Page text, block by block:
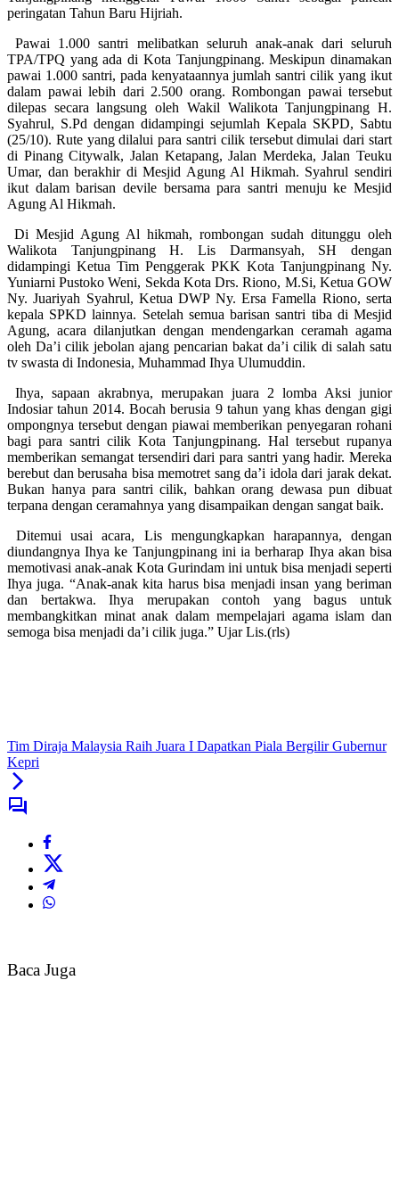
peringatan Tahun Baru Hijriah.
Pawai 1.000 santri melibatkan seluruh anak-anak dari seluruh
TPA/TPQ yang ada di Kota Tanjungpinang. Meskipun dinamakan
pawai 1.000 santri, pada kenyataannya jumlah santri cilik yang ikut
dalam pawai lebih dari 2.500 orang. Rombongan pawai tersebut
dilepas secara langsung oleh Wakil Walikota Tanjungpinang H.
Syahrul, S.Pd dengan didampingi sejumlah Kepala SKPD, Sabtu
(25/10). Rute yang dilalui para santri cilik tersebut dimulai dari start
di Pinang Citywalk, Jalan Ketapang, Jalan Merdeka, Jalan Teuku
Umar, dan berakhir di Mesjid Agung Al Hikmah. Syahrul sendiri
ikut dalam barisan devile bersama para santri menuju ke Mesjid
Agung Al Hikmah.
Di Mesjid Agung Al hikmah, rombongan sudah ditunggu oleh
Walikota Tanjungpinang H. Lis Darmansyah, SH dengan
didampingi Ketua Tim Penggerak PKK Kota Tanjungpinang Ny.
Yuniarni Pustoko Weni, Sekda Kota Drs. Riono, M.Si, Ketua GOW
Ny. Juariyah Syahrul, Ketua DWP Ny. Ersa Famella Riono, serta
kepala SPKD lainnya. Setelah semua barisan santri tiba di Mesjid
Agung, acara dilanjutkan dengan mendengarkan ceramah agama
oleh Da’i cilik jebolan ajang pencarian bakat da’i cilik di salah satu
tv swasta di Indonesia, Muhammad Ihya Ulumuddin.
Ihya, sapaan akrabnya, merupakan juara 2 lomba Aksi junior
Indosiar tahun 2014. Bocah berusia 9 tahun yang khas dengan gigi
ompongnya tersebut dengan piawai memberikan penyegaran rohani
bagi para santri cilik Kota Tanjungpinang. Hal tersebut rupanya
memberikan semangat tersendiri dari para santri yang hadir. Mereka
berebut dan berusaha bisa memotret sang da’i idola dari jarak dekat.
Bukan hanya para santri cilik, bahkan orang dewasa pun dibuat
terpana dengan ceramahnya yang disampaikan dengan sangat baik.
Ditemui usai acara, Lis mengungkapkan harapannya, dengan
diundangnya Ihya ke Tanjungpinang ini ia berharap Ihya akan bisa
memotivasi anak-anak Kota Gurindam ini untuk bisa menjadi seperti
Ihya juga. “Anak-anak kita harus bisa menjadi insan yang beriman
dan bertakwa. Ihya merupakan contoh yang bagus untuk
membangkitkan minat anak dalam mempelajari agama islam dan
semoga bisa menjadi da’i cilik juga.” Ujar Lis.(rls)
Tim Diraja Malaysia Raih Juara I Dapatkan Piala Bergilir Gubernur
Kepri
Baca Juga